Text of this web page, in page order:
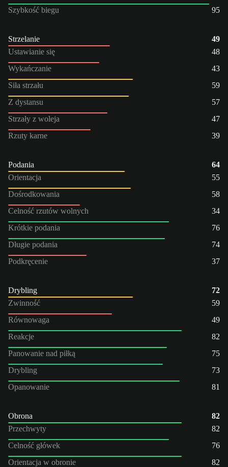
Szybkość biegu
95
Strzelanie
49
Ustawianie się
48
Wykańczanie
43
Siła strzału
59
Z dystansu
57
Strzały z woleja
47
Rzuty karne
39
Podania
64
Orientacja
55
Dośrodkowania
58
Celność rzutów wolnych
34
Krótkie podania
76
Długie podania
74
Podkręcenie
37
Drybling
72
Zwinność
59
Równowaga
49
Reakcje
82
Panowanie nad piłką
75
Drybling
73
Opanowanie
81
Obrona
82
Przechwyty
82
Celność główek
76
Orientacja w obronie
82